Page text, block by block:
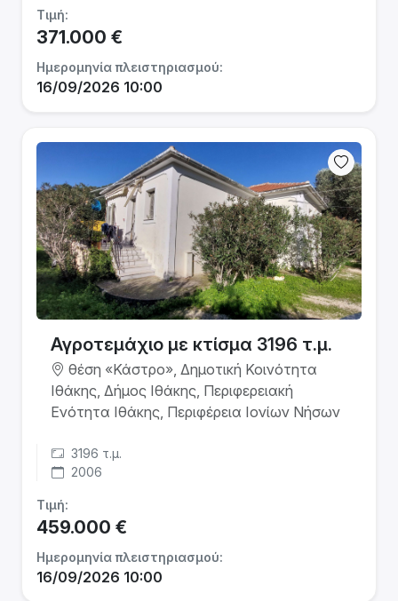
Τιμή:
371.000 €
Ημερομηνία πλειστηριασμού:
16/09/2026 10:00
Αγροτεμάχιο με κτίσμα 3196 τ.μ.
θέση «Κάστρο», Δημοτική Κοινότητα
Ιθάκης, Δήμος Ιθάκης, Περιφερειακή
Ενότητα Ιθάκης, Περιφέρεια Ιονίων Νήσων
3196 τ.μ.
2006
Τιμή:
459.000 €
Ημερομηνία πλειστηριασμού:
16/09/2026 10:00